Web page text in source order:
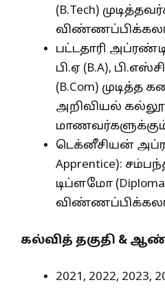
(B.Tech)
பட்டதாரி
பி.ஏ (B.A),
(B.Com) முடித்த
அறிவியல்
டெக்னீசியன்
Apprentice):
டிப்ளமோ
கல்வித் தகுதி &
2021, 2022,